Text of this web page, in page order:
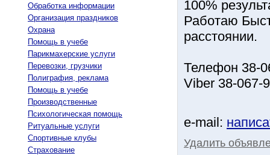
Обработка информации
Организация праздников
Охрана
Помощь в учебе
Парикмахерские услуги
Перевозки, грузчики
Полиграфия, реклама
Помощь в учебе
Производственные
Психологическая помощь
Ритуальные услуги
Спортивные клубы
Страхование
100%
Работаю
расстоянии.
Телефон 38-
Viber 38-067-
e-mail:
Удалить